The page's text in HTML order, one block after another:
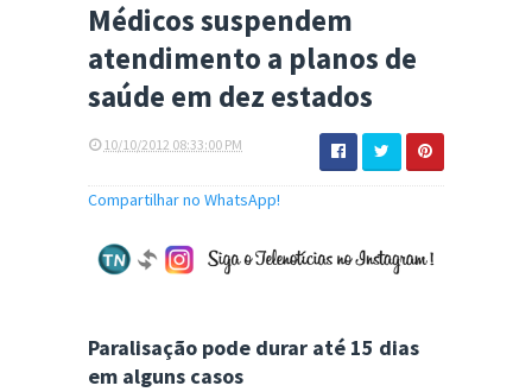
Médicos suspendem
atendimento a planos de
saúde em dez estados
10/10/2012 08:33:00 PM
Compartilhar no WhatsApp!
Paralisação pode durar até 15 dias
em alguns casos